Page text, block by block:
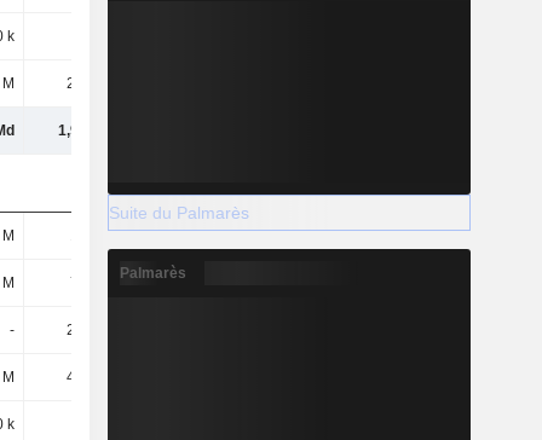
k
25,2 M
1,93 Md
172 M 205 M 282 M
722 M 769 M
- 29,4 M
44,4 M
k
Suite du Palmarès
Palmarès